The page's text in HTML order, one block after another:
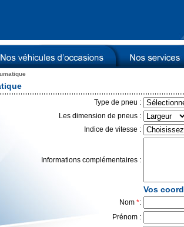
Type de pneu :
Les dimension de pneus :
Indice de vitesse :
Informations complémentaires :
Vos
Nom *:
Prénom :